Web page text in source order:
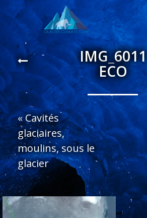
IMG_6011
ECO
«Cavités
glaciaires,
moulins, sous le
glacier